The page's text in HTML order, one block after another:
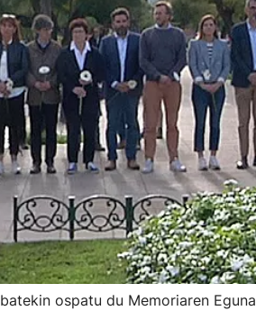
ospatu du Memoriaren Eguna